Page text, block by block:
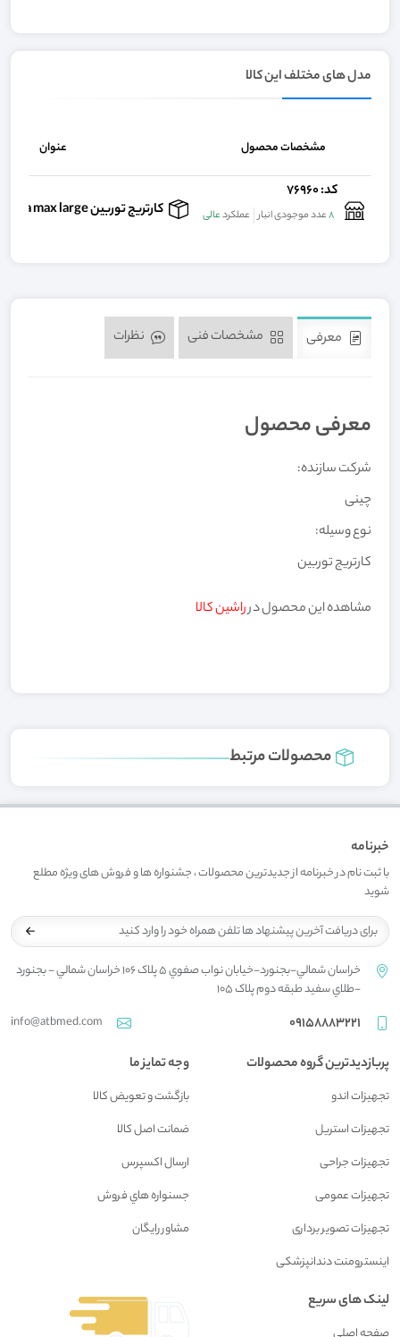
مدل های مختلف این کالا
مشخصات محصول عنوان
کد: 76960
8عدد موجودی انبار عملکردعالی کارتریج توربین compatible nsk pana max large
معرفی
معرفی محصول
شرکت سازنده:
چینی
نوع وسیله:
کارتریج توربین
مشاهده این محصول درراشین کالا
محصولات مرتبط
خبرنامه
با ثبت نام در خبرنامه از جدیدترین محصولات ، جشنواره ها و فروش های ویژه مطلع
شوید
خراسان شمالي-بجنورد-خيابان نواب صفوي 5 پلاک 106 خراسان شمالي - بجنورد
-طلاي سفيد طبقه دوم پلاک 105
09158883221
info@atbmed.com
پربازدیدترین گروه محصولات
تجهیزات اندو
تجهیزات استریل
تجهیزات جراحی
تجهیزات عمومی
تجهیزات تصویر برداری
اینسترومنت دندانپزشکی
وجه تمایز ما
بازگشت و تعويض کالا
ضمانت اصل کالا
ارسال اکسپرس
جسنواره هاي فروش
مشاور رايگان
لینک های سریع